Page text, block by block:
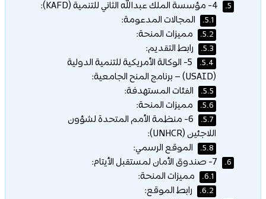
5.
5.1. المجالات المدعومة:
5.2. مميزات المنحة:
5.3. رابط التقديم:
5.4.
5- الوكالة الأمريكية للتنمية الدولية
(USAID) – برنامج المنح الجامعية:
5.5. الفئات المستهدفة:
5.6. مميزات المنحة:
5.7.
6- منظمة الأمم المتحدة لشؤون
اللاجئين (UNHCR):
5.8. الموقع الرسمي:
6.
6.1. مميزات المنحة:
6.2. رابط الموقع: